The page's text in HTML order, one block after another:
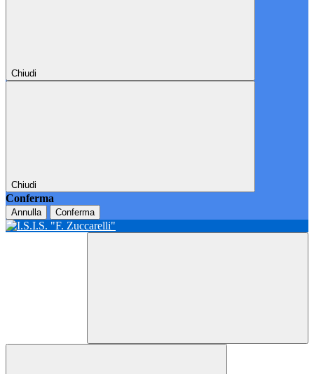
Chiudi
Chiudi
Conferma
Annulla Conferma